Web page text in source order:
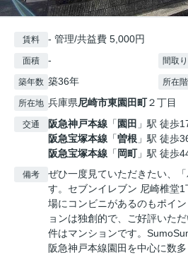
賃料 - 管理/共益費 5,000円
面積 - 間取り
築年数 築36年 所在階
所在地 兵庫県尼崎市東園田町２丁目
交通 阪急神戸本線 「 園田 」駅 徒歩
阪急宝塚本線 「曽根 」駅 徒歩
阪急宝塚本線 「 岡町」駅 徒歩
備考
ぜひ一度見ていただきたい、
す。セブンイレブン 尼崎椎堂
場にコンビニがあるのもポイ
ョンは独創的で、ご好評いた
件はマンションです。
阪急神戸本線園田を中心に数